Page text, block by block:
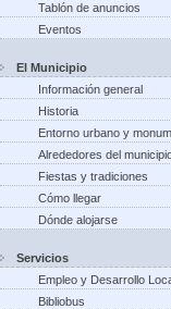
Tablón de anuncios
Eventos
El Municipio
Información general
Historia
Entorno urbano y
Alrededores del
Fiestas y tradiciones
Cómo llegar
Dónde alojarse
Servicios
Empleo y Desarrollo
Bibliobus